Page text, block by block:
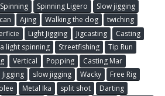
Spinning Ligero
Slow jigging
Ajing Walking the dog
twiching
Light Jigging Jigcasting
Casting
light spinning Streetfishing
Tip Run
Vertical Popping
Casting Mar
Jigging slow jigging Wacky
Free Rig
Metal Ika split shot
Darting